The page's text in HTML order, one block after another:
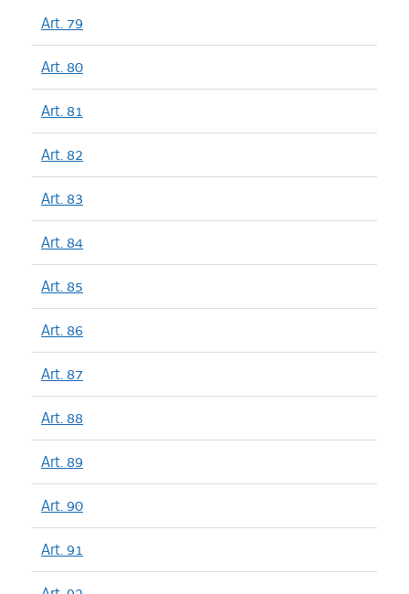
Art. 79
Art. 80
Art. 81
Art. 82
Art. 83
Art. 84
Art. 85
Art. 86
Art. 87
Art. 88
Art. 89
Art. 90
Art. 91